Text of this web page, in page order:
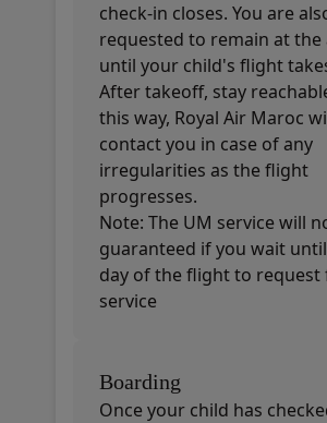
check-in closes. You are
requested to remain at
until your child's flight
After takeoff, stay
this way, Royal Air Maroc
contact you in case of any
irregularities as the flight
progresses.
Note: The UM service will
guaranteed if you wait
day of the flight to request
service
Boarding
Once your child has